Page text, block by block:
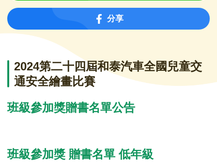
分享
2024第二十四屆和泰汽車全國兒童交
通安全繪畫比賽
班級參加獎贈書名單公告
班級參加獎 贈書名單 低年級